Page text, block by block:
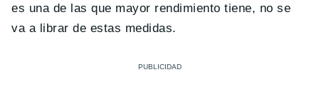
es una de las que mayor rendimiento tiene, no se
va a librar de estas medidas.